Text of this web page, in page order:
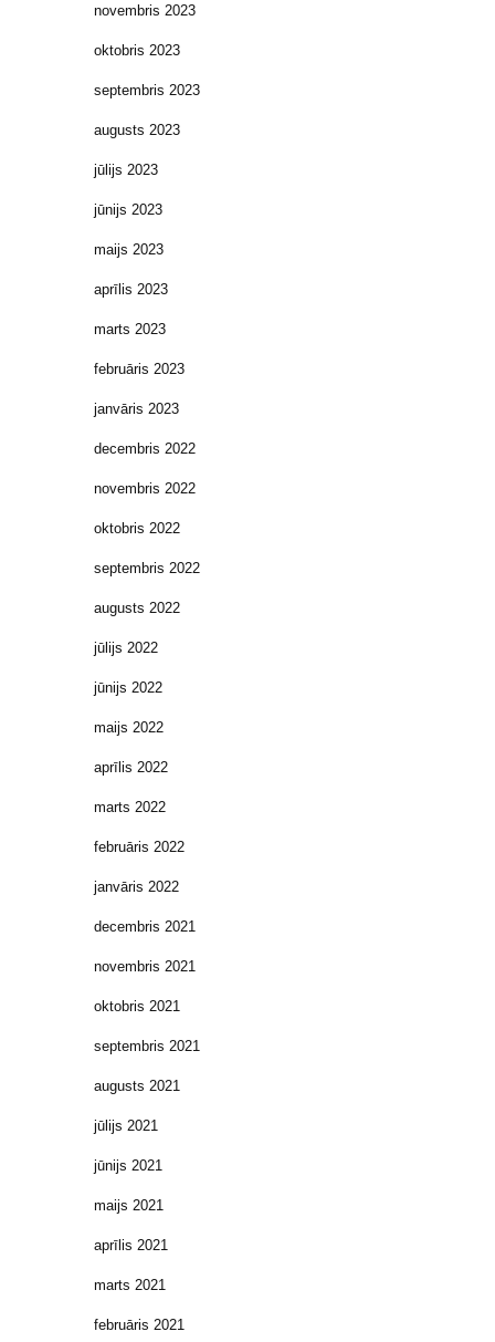
novembris 2023
oktobris 2023
septembris 2023
augusts 2023
jūlijs 2023
jūnijs 2023
maijs 2023
aprīlis 2023
marts 2023
februāris 2023
janvāris 2023
decembris 2022
novembris 2022
oktobris 2022
septembris 2022
augusts 2022
jūlijs 2022
jūnijs 2022
maijs 2022
aprīlis 2022
marts 2022
februāris 2022
janvāris 2022
decembris 2021
novembris 2021
oktobris 2021
septembris 2021
augusts 2021
jūlijs 2021
jūnijs 2021
maijs 2021
aprīlis 2021
marts 2021
februāris 2021